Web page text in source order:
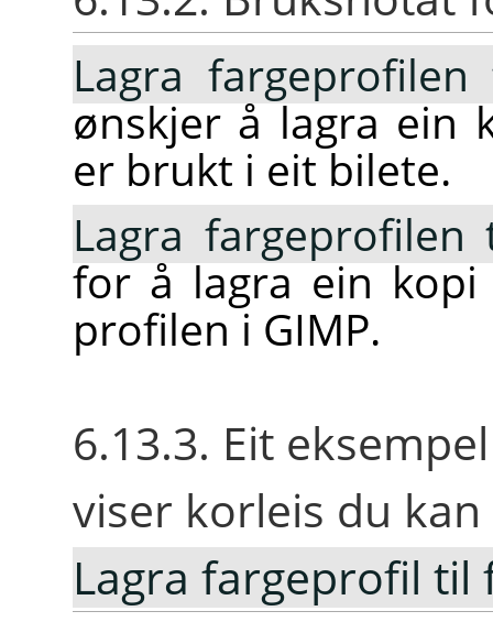
Lagra
ønskjer å lagra ein
er brukt i eit bilete.
Lagra fargeprofilen
for å lagra ein kopi
profilen i GIMP.
6.13.3. Eit
viser korleis du
Lagra fargeprofil til